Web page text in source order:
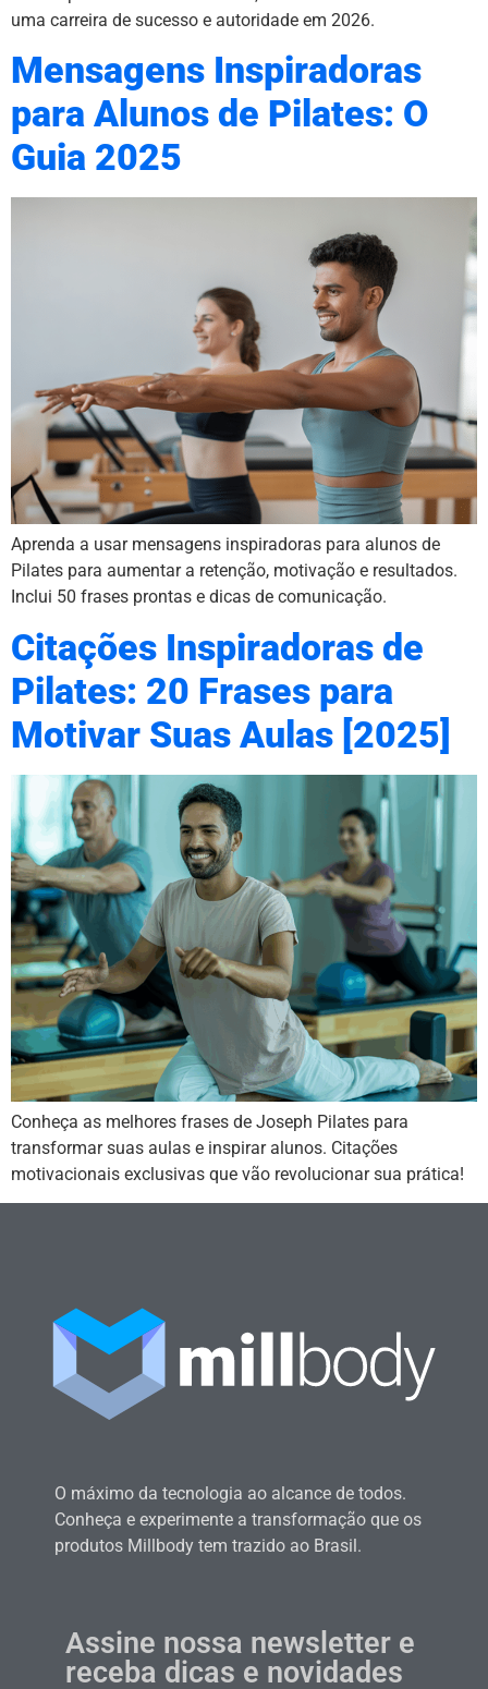
uma carreira de sucesso e autoridade em 2026.
Mensagens Inspiradoras
para Alunos de Pilates: O
Guia 2025
Aprenda a usar mensagens inspiradoras para alunos de
Pilates para aumentar a retenção, motivação e resultados.
Inclui 50 frases prontas e dicas de comunicação.
Citações Inspiradoras de
Pilates: 20 Frases para
Motivar Suas Aulas [2025]
Conheça as melhores frases de Joseph Pilates para
transformar suas aulas e inspirar alunos. Citações
motivacionais exclusivas que vão revolucionar sua prática!
O máximo da tecnologia ao alcance de todos.
Conheça e experimente a transformação que os
produtos Millbody tem trazido ao Brasil.
Assine nossa newsletter e
receba dicas e novidades